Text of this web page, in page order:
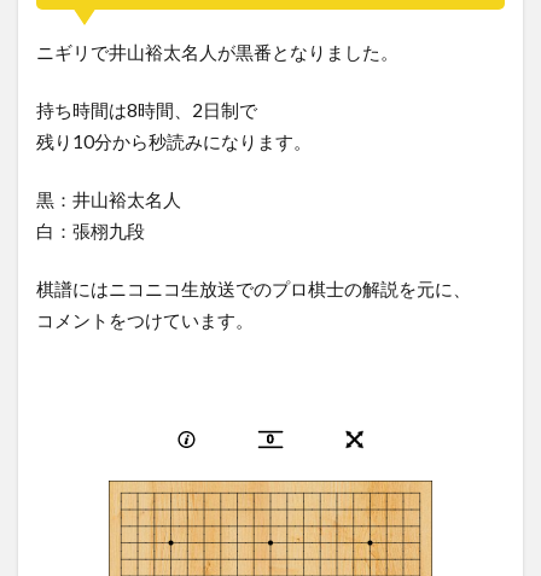
ニギリで井山裕太名人が黒番となりました。
持ち時間は8時間、2日制で
残り10分から秒読みになります。
黒：井山裕太名人
白：張栩九段
棋譜にはニコニコ生放送でのプロ棋士の解説を元に、
コメントをつけています。
0